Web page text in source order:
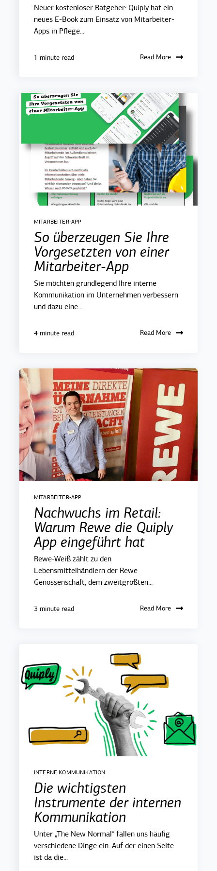
Neuer kostenloser Ratgeber: Quiply hat ein
neues E-Book zum Einsatz von Mitarbeiter-
Apps in Pflege...
1 minute read Read More
MITARBEITER-APP
So überzeugen Sie Ihre
Vorgesetzten von einer
Mitarbeiter-App
Sie möchten grundlegend Ihre interne
Kommunikation im Unternehmen verbessern
und dazu eine...
4 minute read Read More
MITARBEITER-APP
Nachwuchs im Retail:
Warum Rewe die Quiply
App eingeführt hat
Rewe-Weiß zählt zu den
Lebensmittelhändlern der Rewe
Genossenschaft, dem zweitgrößten...
3 minute read Read More
INTERNE KOMMUNIKATION
Die wichtigsten
Instrumente der internen
Kommunikation
Unter „The New Normal“ fallen uns häufig
verschiedene Dinge ein. Auf der einen Seite
ist da die...